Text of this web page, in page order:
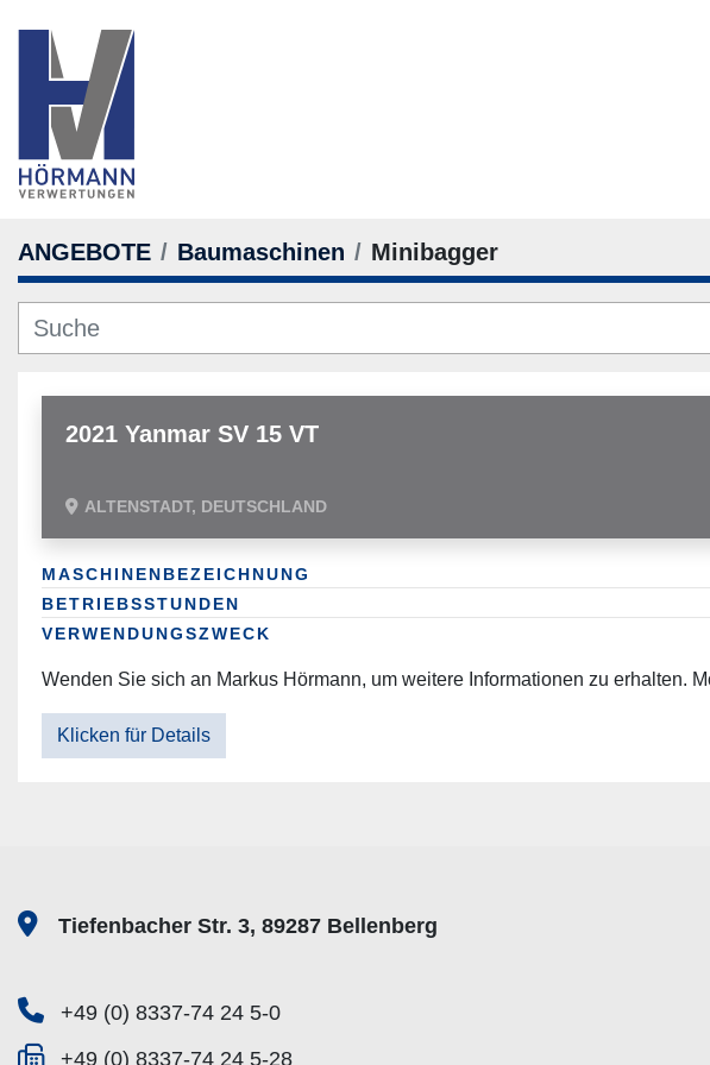
ANGEBOTE Baumaschinen Minibagger
2021 Yanmar SV 15 VT
ALTENSTADT, DEUTSCHLAND
MASCHINENBEZEICHNUNG
BETRIEBSSTUNDEN
VERWENDUNGSZWECK
Wenden Sie sich an Markus Hörmann, um weitere Informationen zu erhalten.
Klicken für Details
Tiefenbacher Str. 3, 89287 Bellenberg
+49 (0) 8337-74 24 5-0
+49 (0) 8337-74 24 5-28